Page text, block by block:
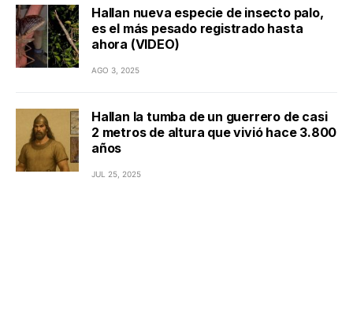
Hallan nueva especie de insecto palo,
es el más pesado registrado hasta
ahora (VIDEO)
AGO 3, 2025
Hallan la tumba de un guerrero de casi
2 metros de altura que vivió hace 3.800
años
JUL 25, 2025